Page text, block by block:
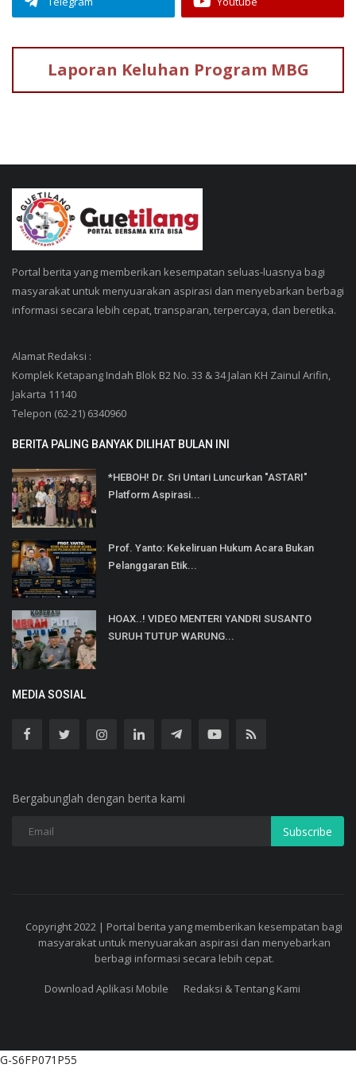
Laporan Keluhan Program MBG
Portal berita yang memberikan kesempatan seluas-luasnya bagi
masyarakat untuk menyuarakan aspirasi dan menyebarkan berbagi
informasi secara lebih cepat, transparan, terpercaya, dan beretika.
Alamat Redaksi :
Komplek Ketapang Indah Blok B2 No. 33 & 34 Jalan KH Zainul Arifin,
Jakarta 11140
Telepon (62-21) 6340960
BERITA PALING BANYAK DILIHAT BULAN INI
*HEBOH! Dr. Sri Untari Luncurkan "ASTARI"
Platform Aspirasi...
Prof. Yanto: Kekeliruan Hukum Acara Bukan
Pelanggaran Etik...
HOAX..! VIDEO MENTERI YANDRI SUSANTO
SURUH TUTUP WARUNG...
MEDIA SOSIAL
Bergabunglah dengan berita kami
Subscribe
Copyright 2022 | Portal berita yang memberikan kesempatan bagi
masyarakat untuk menyuarakan aspirasi dan menyebarkan
berbagi informasi secara lebih cepat.
Download Aplikasi Mobile Redaksi & Tentang Kami
G-S6FP071P55